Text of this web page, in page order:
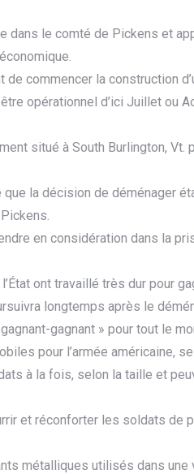
dans le comté de Pickens et
commencer la construction
opérationnel d’ici Juillet ou
situé à South Burlington, Vt.
la décision de déménager
en considération dans la
ont travaillé très dur pour
longtemps après le
gagnant » pour tout le
pour l’armée américaine,
à la fois, selon la taille et
et réconforter les soldats de
métalliques utilisés dans une